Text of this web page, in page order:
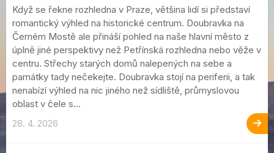
Když se řekne rozhledna v Praze, většina lidí si představí
romantický výhled na historické centrum. Doubravka na
Černém Mostě ale přináší pohled na naše hlavní město z
úplně jiné perspektivy než Petřínská rozhledna nebo věže v
centru. Střechy starých domů nalepených na sebe a
památky tady nečekejte. Doubravka stojí na periferii, a tak
nenabízí výhled na nic jiného než sídliště, průmyslovou
oblast v čele s...
28. 4. 2026